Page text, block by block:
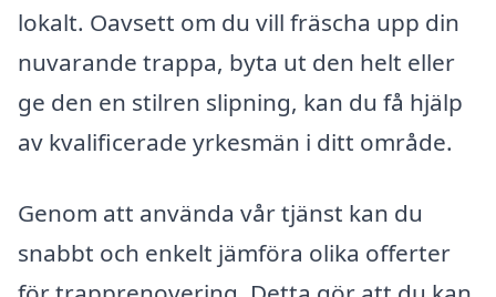
lokalt. Oavsett om du vill fräscha upp din
nuvarande trappa, byta ut den helt eller
ge den en stilren slipning, kan du få hjälp
av kvalificerade yrkesmän i ditt område.
Genom att använda vår tjänst kan du
snabbt och enkelt jämföra olika offerter